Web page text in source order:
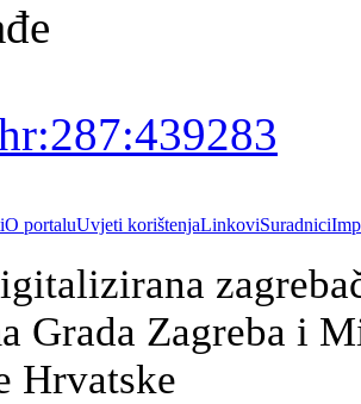
O portaluUvjeti korištenjaLinkoviSuradnici
Grada Zagreba i
Hrvatske